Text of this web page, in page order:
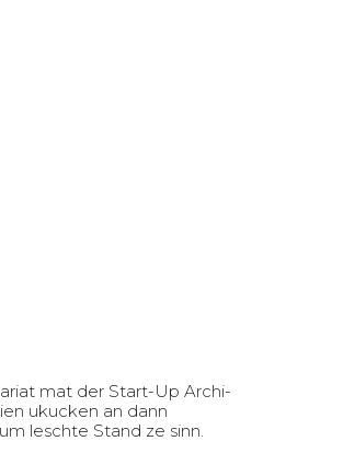
mat der Start-Up Archi-
ukucken an dann
leschte Stand ze sinn.